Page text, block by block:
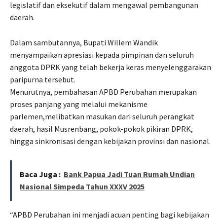
legislatif dan eksekutif dalam mengawal pembangunan
daerah.
Dalam sambutannya, Bupati Willem Wandik
menyampaikan apresiasi kepada pimpinan dan seluruh
anggota DPRK yang telah bekerja keras menyelenggarakan
paripurna tersebut.
Menurutnya, pembahasan APBD Perubahan merupakan
proses panjang yang melalui mekanisme
parlemen,melibatkan masukan dari seluruh perangkat
daerah, hasil Musrenbang, pokok-pokok pikiran DPRK,
hingga sinkronisasi dengan kebijakan provinsi dan nasional.
Baca Juga : Bank Papua Jadi Tuan Rumah Undian
Nasional Simpeda Tahun XXXV 2025
“APBD Perubahan ini menjadi acuan penting bagi kebijakan